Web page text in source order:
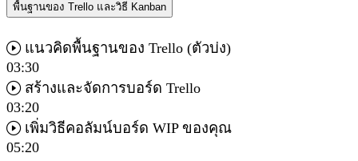
พื้นฐานของ Trello และวิธี Kanban
แนวคิดพื้นฐานของ Trello (ตัวบ่ง)
03:30
สร้างและจัดการบอร์ด Trello
03:20
เพิ่มวิธีคอลัมน์บอร์ด WIP ของคุณ
05:20